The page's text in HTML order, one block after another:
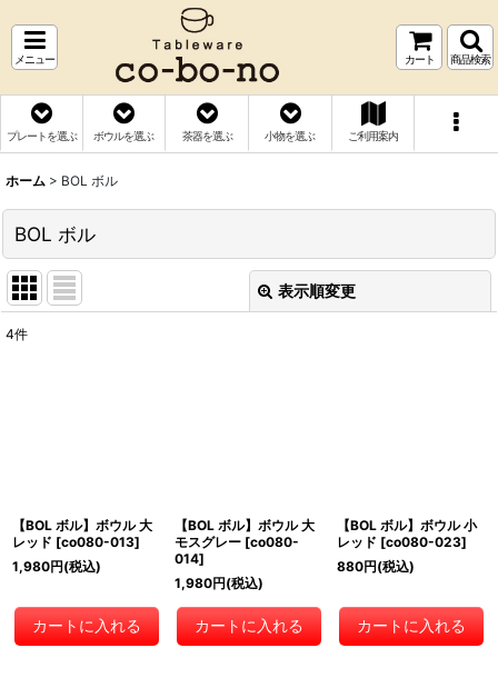
メニュー カート 商品検索
プレートを選ぶ ボウルを選ぶ 茶器を選ぶ 小物を選ぶ ご利用案内
ホーム > BOL ボル
BOL ボル
表示順変更
4件
【BOL ボル】ボウル 大
レッド [co080-013]
1,980円(税込)
カートに入れる
【BOL ボル】ボウル 大
モスグレー [co080-
014]
1,980円(税込)
カートに入れる
【BOL ボル】ボウル 小
レッド [co080-023]
880円(税込)
カートに入れる